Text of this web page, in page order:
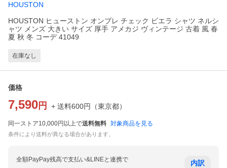
HOUSTON
HOUSTON ヒューストン オンブレ チェック ビエラ シャツ ネルシ
ャツ メンズ 大きい サイズ 厚手 アメカジ ヴィンテージ 古着 風 春
夏 秋 冬 コーデ 41049
在庫なし
価格
7,590 円 + 送料600円 （東京都）
同一ストア10,000円以上で送料無料 対象商品を見る
条件により送料が異なる場合があります。
全額PayPay残高で支払い&LINEと連携で 内訳